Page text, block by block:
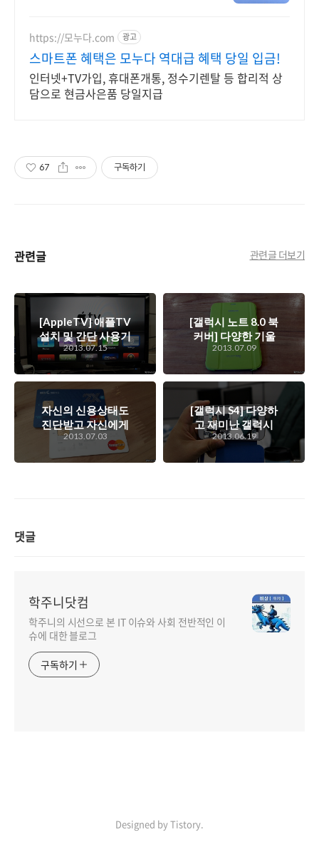
https://모누다.com 광고
스마트폰 혜택은 모누다 역대급 혜택 당일 입금!
인터넷+TV가입, 휴대폰개통, 정수기렌탈 등 합리적 상
담으로 현금사은품 당일지급
67 구독하기
관련글 관련글 더보기
[AppleTV] 애플TV
설치 및 간단 사용기
2013.07.15
[갤럭시 노트 8.0 북
커버] 다양한 기울
기를 제공하는 갤럭
시 노트 8.0 케이스,
북커버
2013.07.09
자신의 신용상태도
진단받고 자신에게
맞는 신용카드도 사
용할 수 있는 신용카
드발급조회 서비스
2013.07.03
[갤럭시 S4] 다양하
고 재미난 갤럭시
S4의 카메라 세상으
로 가다
2013.06.19
댓글
학주니닷컴
학주니의 시선으로 본 IT 이슈와 사회 전반적인 이
슈에 대한 블로그
구독하기
Designed by Tistory.